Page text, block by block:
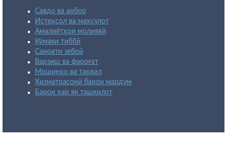
Савдо ва анбор
Истеҳсол ва маҳсулот
Амалиётҳои молиявӣ
Кӯмаки тиббӣ
Саноати зебоӣ
Варзиш ва фароғат
Мошинҳо ва таҳвил
Хизматрасонӣ барои мардум
Барои ҳар як ташкилот